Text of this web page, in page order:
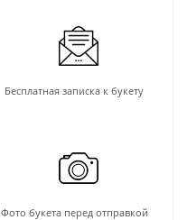
Бесплатная записка к букету
Фото букета перед отправкой